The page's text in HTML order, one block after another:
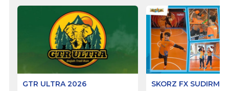
GTR ULTRA 2026 SKORZ FX